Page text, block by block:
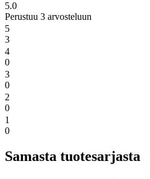
5.0
Perustuu 3 arvosteluun
5
3
4
0
3
0
2
0
1
0
Samasta tuotesarjasta